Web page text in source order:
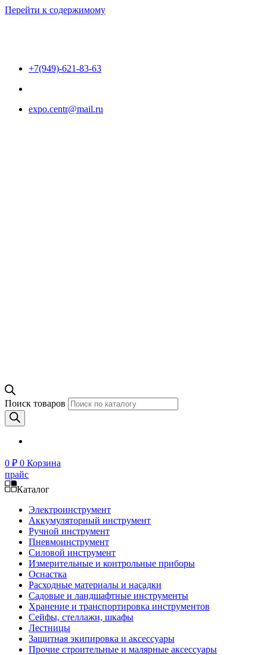
Перейти к содержимому
+7(949)-621-83-63
expo.centr@mail.ru
Поиск товаров
0 ₽ 0 Корзина
прайс
Каталог
Электроинструмент
Аккумуляторный инструмент
Ручной инструмент
Пневмоинструмент
Силовой инструмент
Измерительные и контрольные приборы
Оснастка
Расходные материалы и насадки
Садовые и ландшафтные инструменты
Хранение и транспортировка инструментов
Сейфы, стеллажи, шкафы
Лестницы
Защитная экипировка и аксессуары
Прочие строительные и малярные аксессуары